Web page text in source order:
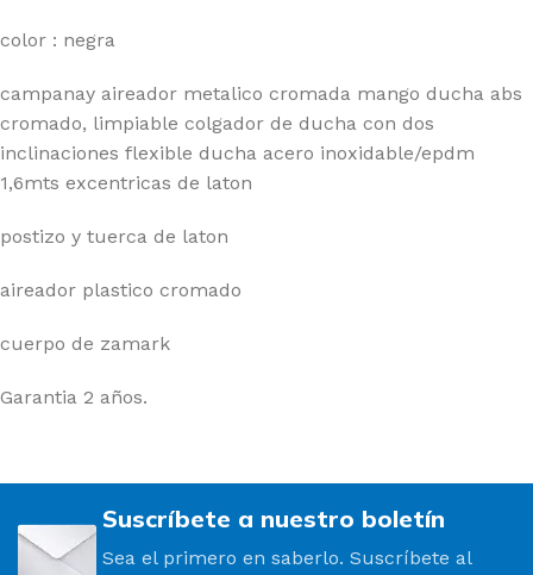
color : negra
campanay aireador metalico cromada mango ducha abs
cromado, limpiable colgador de ducha con dos
inclinaciones flexible ducha acero inoxidable/epdm
1,6mts excentricas de laton
postizo y tuerca de laton
aireador plastico cromado
cuerpo de zamark
Garantia 2 años.
Suscríbete a nuestro boletín
Sea el primero en saberlo. Suscríbete al